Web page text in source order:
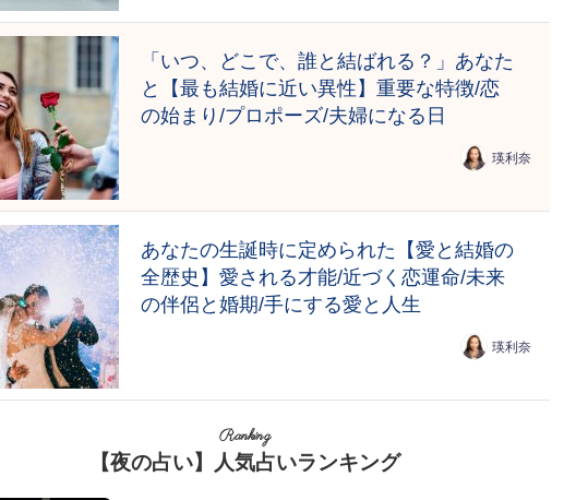
「いつ、どこで、誰と結ばれる？」あなた
と【最も結婚に近い異性】重要な特徴/恋
の始まり/プロポーズ/夫婦になる日
瑛利奈
あなたの生誕時に定められた【愛と結婚の
全歴史】愛される才能/近づく恋運命/未来
の伴侶と婚期/手にする愛と人生
瑛利奈
Ranking
【夜の占い】人気占いランキング